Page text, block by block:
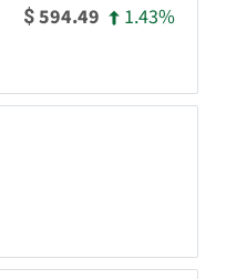
$594.49 1.43%